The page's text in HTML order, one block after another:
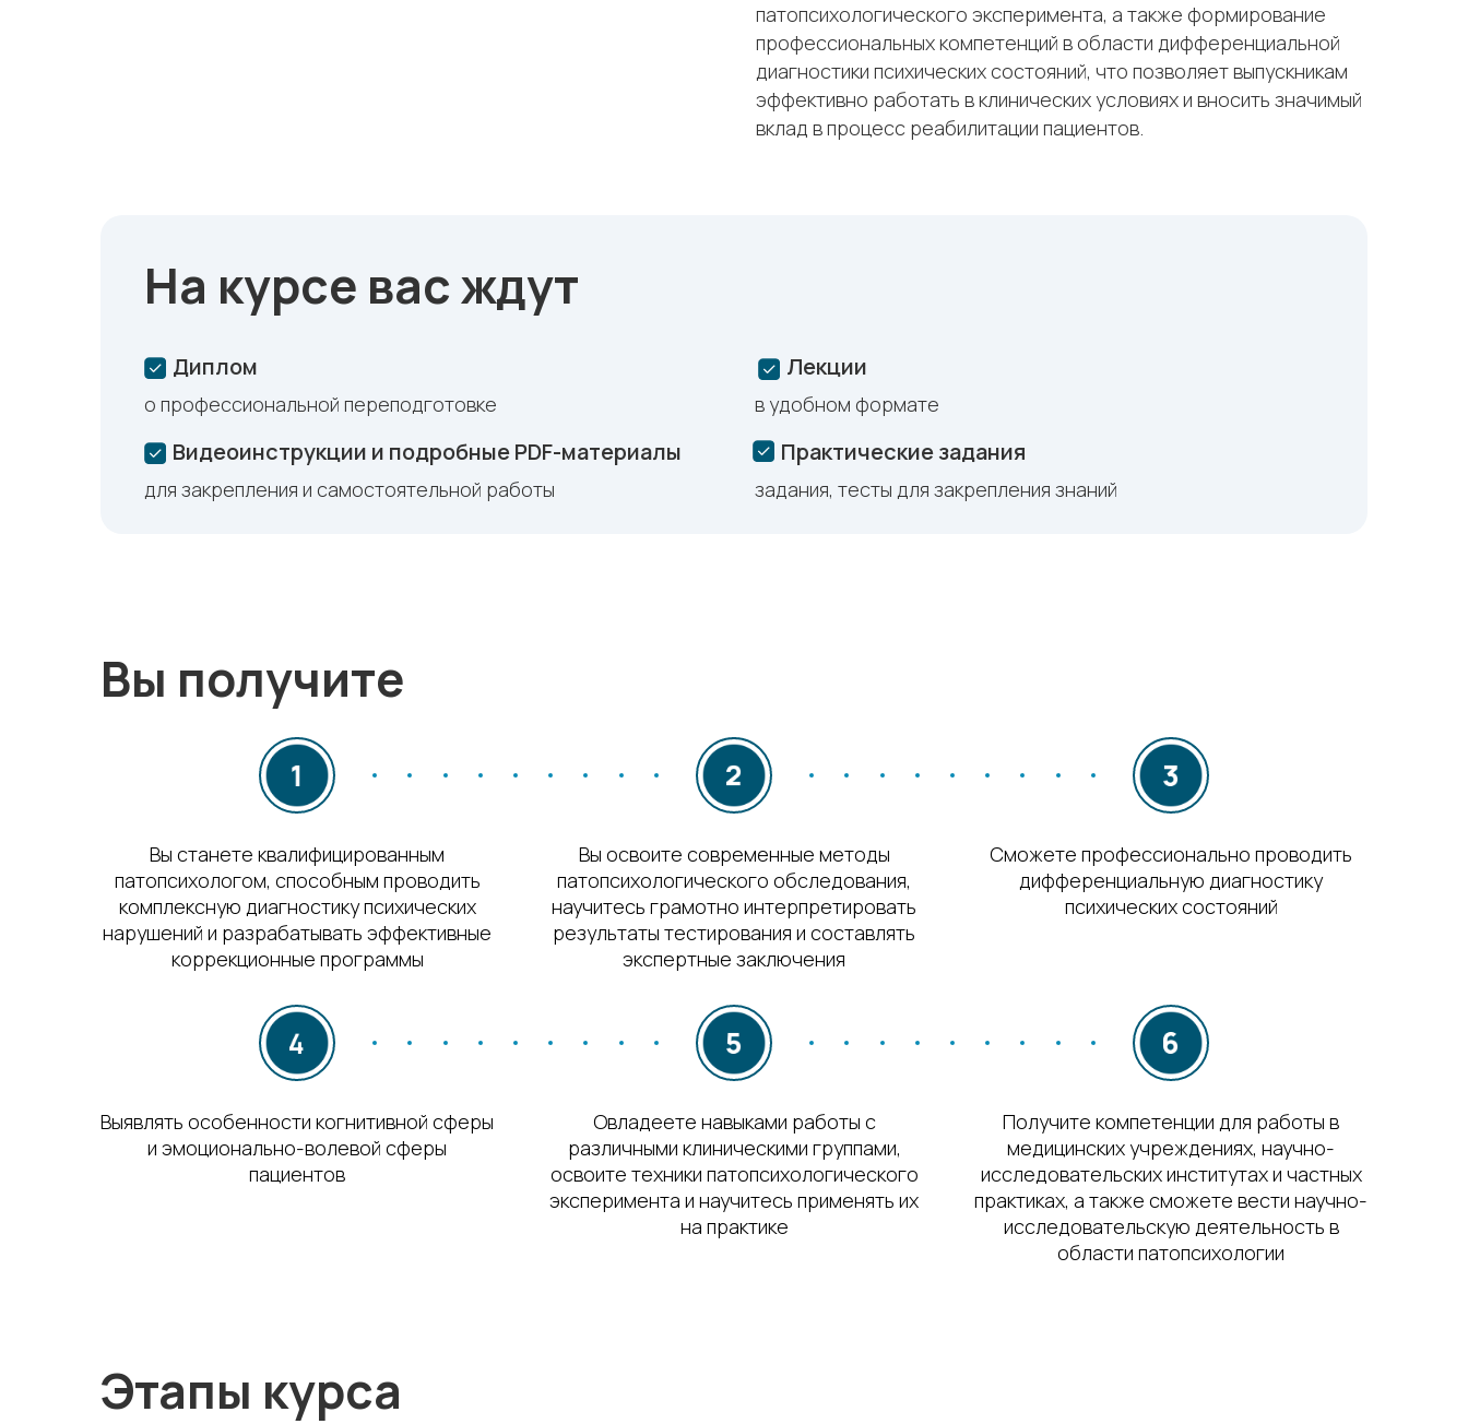
патопсихологического эксперимента, а также формирование
профессиональных компетенций в области дифференциальной
диагностики психических состояний, что позволяет выпускникам
эффективно работать в клинических условиях и вносить значимый
вклад в процесс реабилитации пациентов.
На курсе вас ждут
Лекции
Практические задания
Видеоинструкции и подробные PDF-материалы
Диплом
для закрепления и самостоятельной работы
в удобном формате
задания, тесты для закрепления знаний
о профессиональной переподготовке
Вы получите
Вы станете квалифицированным
патопсихологом, способным проводить
комплексную диагностику психических
нарушений и разрабатывать эффективные
коррекционные программы
Вы освоите современные методы
патопсихологического обследования,
научитесь грамотно интерпретировать
результаты тестирования и составлять
экспертные заключения
Сможете профессионально проводить
дифференциальную диагностику
психических состояний
Выявлять особенности когнитивной сферы
и эмоционально-волевой сферы
пациентов
Овладеете навыками работы с
различными клиническими группами,
освоите техники патопсихологического
эксперимента и научитесь применять их
на практике
Получите компетенции для работы в
медицинских учреждениях, научно-
исследовательских институтах и частных
практиках, а также сможете вести научно-
исследовательскую деятельность в
области патопсихологии
Этапы курса